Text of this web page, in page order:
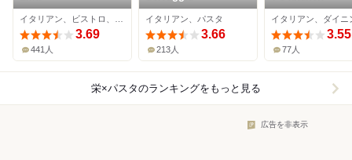
3.69
441人
イタリアン、パスタ
3.66
213人
3.55
77人
栄×パスタのランキングをもっと見る
広告を非表示